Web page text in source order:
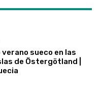
sueco en las
de Östergötland |